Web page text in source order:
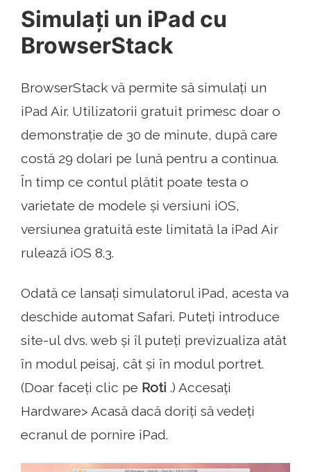
Simulați un iPad cu
BrowserStack
BrowserStack vă permite să simulați un
iPad Air. Utilizatorii gratuit primesc doar o
demonstrație de 30 de minute, după care
costă 29 dolari pe lună pentru a continua.
În timp ce contul plătit poate testa o
varietate de modele și versiuni iOS,
versiunea gratuită este limitată la iPad Air
rulează iOS 8.3.
Odată ce lansați simulatorul iPad, acesta va
deschide automat Safari. Puteți introduce
site-ul dvs. web și îl puteți previzualiza atât
în ​​modul peisaj, cât și în modul portret.
(Doar faceți clic pe Roti .) Accesați
Hardware> Acasă dacă doriți să vedeți
ecranul de pornire iPad.